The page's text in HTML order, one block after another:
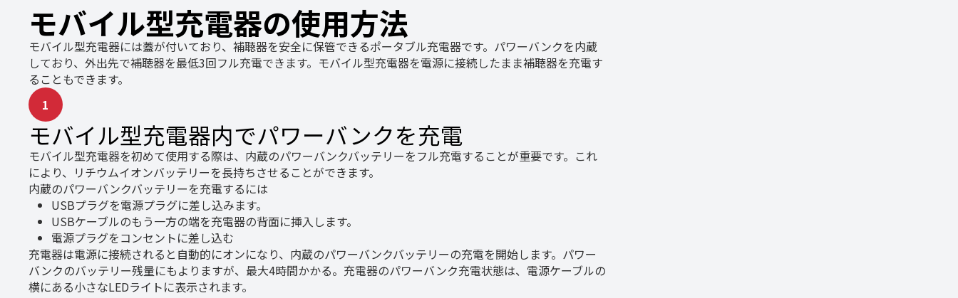
モバイル型充電器の使用方法
モバイル型充電器には蓋が付いており、補聴器を安全に保管できるポータブル充電器です。パワーバンクを内蔵
しており、外出先で補聴器を最低3回フル充電できます。モバイル型充電器を電源に接続したまま補聴器を充電す
ることもできます。
1
モバイル型充電器内でパワーバンクを充電
モバイル型充電器を初めて使用する際は、内蔵のパワーバンクバッテリーをフル充電することが重要です。これ
により、リチウムイオンバッテリーを長持ちさせることができます。
内蔵のパワーバンクバッテリーを充電するには
USBプラグを電源プラグに差し込みます。
USBケーブルのもう一方の端を充電器の背面に挿入します。
電源プラグをコンセントに差し込む
充電器は電源に接続されると自動的にオンになり、内蔵のパワーバンクバッテリーの充電を開始します。パワー
バンクのバッテリー残量にもよりますが、最大4時間かかる。充電器のパワーバンク充電状態は、電源ケーブルの
横にある小さなLEDライトに表示されます。